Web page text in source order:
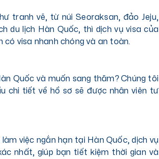
tranh vẽ, từ núi Seoraksan, đảo Jeju,
du lịch Hàn Quốc, thì dịch vụ visa của
visa nhanh chóng và an toàn.
Quốc và muốn sang thăm? Chúng tôi
chi tiết về hồ sơ sẽ được nhân viên tư
việc ngắn hạn tại Hàn Quốc, dịch vụ
nhất, giúp bạn tiết kiệm thời gian và